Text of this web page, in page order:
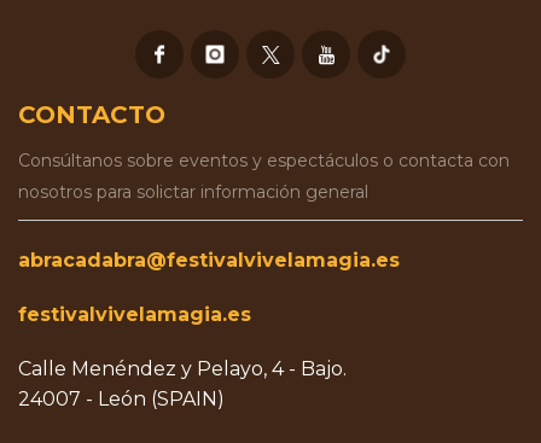
CONTACTO
Consúltanos sobre eventos y espectáculos o contacta con
nosotros para solictar información general
abracadabra@festivalvivelamagia.es
festivalvivelamagia.es
Calle Menéndez y Pelayo, 4 - Bajo.
24007 - León (SPAIN)